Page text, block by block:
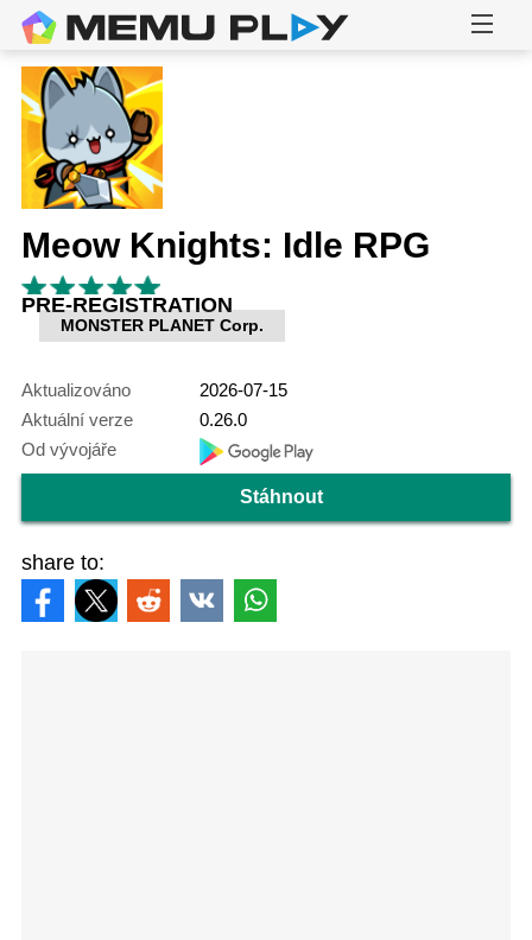
Meow Knights: Idle RPG
PRE-REGISTRATION
MONSTER PLANET Corp.
Aktualizováno
2026-07-15
Aktuální verze
0.26.0
Od vývojáře
Stáhnout
share to: